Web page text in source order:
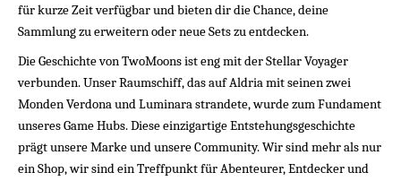
für kurze Zeit verfügbar und bieten dir die Chance, deine
Sammlung zu erweitern oder neue Sets zu entdecken.
Die Geschichte von TwoMoons ist eng mit der Stellar Voyager
verbunden. Unser Raumschiff, das auf Aldria mit seinen zwei
Monden Verdona und Luminara strandete, wurde zum Fundament
unseres Game Hubs. Diese einzigartige Entstehungsgeschichte
prägt unsere Marke und unsere Community. Wir sind mehr als nur
ein Shop, wir sind ein Treffpunkt für Abenteurer, Entdecker und